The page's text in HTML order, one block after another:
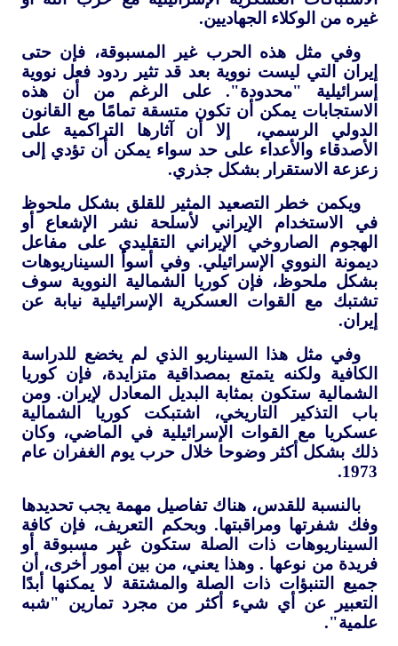
غيره من الوكلاء الجهاديين.
وفي مثل هذه الحرب غير المسبوقة، فإن حتى
إيران التي ليست نووية بعد قد تثير ردود فعل نووية
إسرائيلية "محدودة". على الرغم من أن هذه
الاستجابات يمكن أن تكون متسقة تمامًا مع القانون
الدولي الرسمي، إلا أن آثارها التراكمية على
الأصدقاء والأعداء على حد سواء يمكن أن تؤدي إلى
زعزعة الاستقرار بشكل جذري.
ويكمن خطر التصعيد المثير للقلق بشكل ملحوظ
في الاستخدام الإيراني لأسلحة نشر الإشعاع أو
الهجوم الصاروخي الإيراني التقليدي على مفاعل
ديمونة النووي الإسرائيلي. وفي أسوأ السيناريوهات
بشكل ملحوظ، فإن كوريا الشمالية النووية سوف
تشتبك مع القوات العسكرية الإسرائيلية نيابة عن
إيران.
وفي مثل هذا السيناريو الذي لم يخضع للدراسة
الكافية ولكنه يتمتع بمصداقية متزايدة، فإن كوريا
الشمالية ستكون بمثابة البديل المعادل لإيران. ومن
باب التذكير التاريخي، اشتبكت كوريا الشمالية
عسكريا مع القوات الإسرائيلية في الماضي، وكان
ذلك بشكل أكثر وضوحا خلال حرب يوم الغفران عام
1973.
بالنسبة للقدس، هناك تفاصيل مهمة يجب تحديدها
وفك شفرتها ومراقبتها. وبحكم التعريف، فإن كافة
السيناريوهات ذات الصلة ستكون غير مسبوقة أو
فريدة من نوعها . وهذا يعني، من بين أمور أخرى، أن
جميع التنبؤات ذات الصلة والمشتقة لا يمكنها أبدًا
التعبير عن أي شيء أكثر من مجرد تمارين "شبه
علمية".